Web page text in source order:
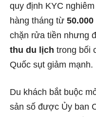
quy định KYC
hàng tháng từ
chặn rửa tiền nhưng
thu du lịch trong bối
Quốc sụt giảm mạnh.
Du khách bắt buộc
sản số được Ủy ban